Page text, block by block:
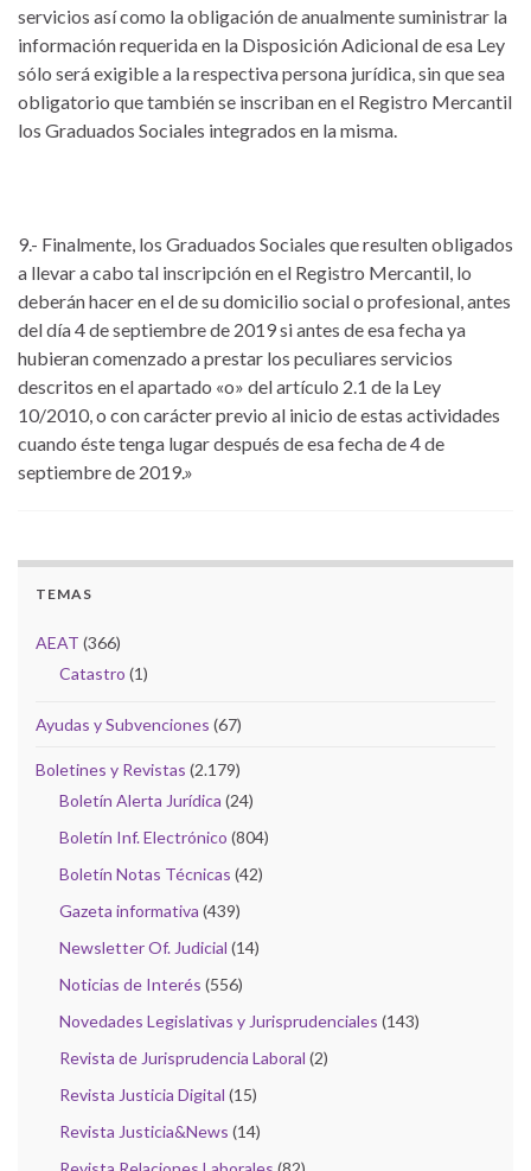
servicios así como la obligación de anualmente suministrar la
información requerida en la Disposición Adicional de esa Ley
sólo será exigible a la respectiva persona jurídica, sin que sea
obligatorio que también se inscriban en el Registro Mercantil
los Graduados Sociales integrados en la misma.
9.- Finalmente, los Graduados Sociales que resulten obligados
a llevar a cabo tal inscripción en el Registro Mercantil, lo
deberán hacer en el de su domicilio social o profesional, antes
del día 4 de septiembre de 2019 si antes de esa fecha ya
hubieran comenzado a prestar los peculiares servicios
descritos en el apartado «o» del artículo 2.1 de la Ley
10/2010, o con carácter previo al inicio de estas actividades
cuando éste tenga lugar después de esa fecha de 4 de
septiembre de 2019.»
TEMAS
AEAT (366)
Catastro (1)
Ayudas y Subvenciones (67)
Boletines y Revistas (2.179)
Boletín Alerta Jurídica (24)
Boletín Inf. Electrónico (804)
Boletín Notas Técnicas (42)
Gazeta informativa (439)
Newsletter Of. Judicial (14)
Noticias de Interés (556)
Novedades Legislativas y Jurisprudenciales (143)
Revista de Jurisprudencia Laboral (2)
Revista Justicia Digital (15)
Revista Justicia&News (14)